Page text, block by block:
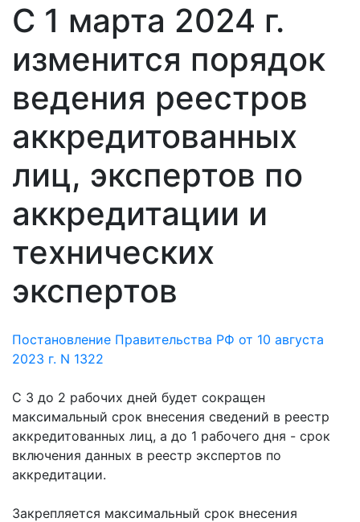
С 1 марта 2024 г.
изменится порядок
ведения реестров
аккредитованных
лиц, экспертов по
аккредитации и
технических
экспертов
Постановление Правительства РФ от 10 августа
2023 г. N 1322
С 3 до 2 рабочих дней будет сокращен
максимальный срок внесения сведений в реестр
аккредитованных лиц, а до 1 рабочего дня - срок
включения данных в реестр экспертов по
аккредитации.
Закрепляется максимальный срок внесения